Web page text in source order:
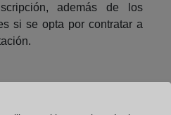
además de los
si se opta por contratar a